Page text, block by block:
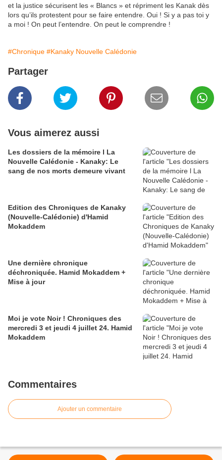
et la justice sécurisent les « Blancs » et répriment les Kanak dès
lors qu’ils protestent pour se faire entendre. Oui ! Si y a pas toi y
a moi ! On peut l’entendre. On peut le comprendre !
#Chronique #Kanaky Nouvelle Calédonie
Partager
Vous aimerez aussi
Les dossiers de la mémoire l La
Nouvelle Calédonie - Kanaky: Le
sang de nos morts demeure vivant
Edition des Chroniques de Kanaky
(Nouvelle-Calédonie) d'Hamid
Mokaddem
Une dernière chronique
déchroniquée. Hamid Mokaddem +
Mise à jour
Moi je vote Noir ! Chroniques des
mercredi 3 et jeudi 4 juillet 24. Hamid
Mokaddem
Commentaires
Ajouter un commentaire